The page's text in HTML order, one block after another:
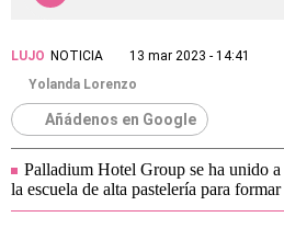
LUJO NOTICIA
13 mar 2023 - 14:41
Yolanda Lorenzo
Añádenos en Google
Palladium Hotel Group se ha unido a
la escuela de alta pastelería para formar